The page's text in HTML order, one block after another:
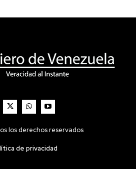
los derechos reservados
de privacidad